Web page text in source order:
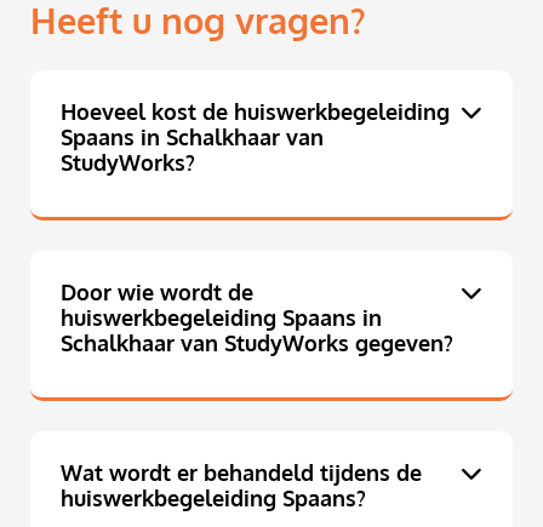
Heeft u nog vragen?
Hoeveel kost de huiswerkbegeleiding
Spaans in Schalkhaar van
StudyWorks?
Door wie wordt de
huiswerkbegeleiding Spaans in
Schalkhaar van StudyWorks gegeven?
Wat wordt er behandeld tijdens de
huiswerkbegeleiding Spaans?